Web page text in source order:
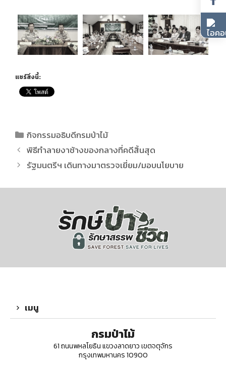
แชร์สิ่งนี้:
กิจกรรมอธิบดีกรมป่าไม้
พิธีทำลายงาช้างของกลางที่คดีสิ้นสุด
รัฐมนตรีฯ เดินทางมาตรวจเยี่ยม/มอบนโยบาย
เมนู
กรมป่าไม้
61 ถนนพหลโยธิน แขวงลาดยาว เขตจตุจักร
กรุงเทพมหานคร 10900